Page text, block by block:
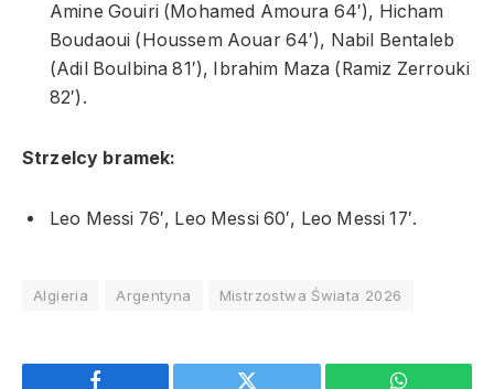
Amine Gouiri (Mohamed Amoura 64′), Hicham
Boudaoui (Houssem Aouar 64′), Nabil Bentaleb
(Adil Boulbina 81′), Ibrahim Maza (Ramiz Zerrouki
82′).
Strzelcy bramek:
Leo Messi 76′, Leo Messi 60′, Leo Messi 17′.
Algieria Argentyna Mistrzostwa Świata 2026